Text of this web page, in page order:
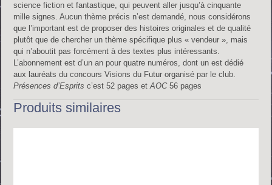
science fiction et fantastique, qui peuvent aller jusqu’à cinquante
mille signes. Aucun thème précis n’est demandé, nous considérons
que l’important est de proposer des histoires originales et de qualité
plutôt que de chercher un thème spécifique plus « vendeur », mais
qui n’aboutit pas forcément à des textes plus intéressants.
L’abonnement est d’un an pour quatre numéros, dont un est dédié
aux lauréats du concours Visions du Futur organisé par le club.
Présences d’Esprits c’est 52 pages etAOC56 pages
Produits similaires